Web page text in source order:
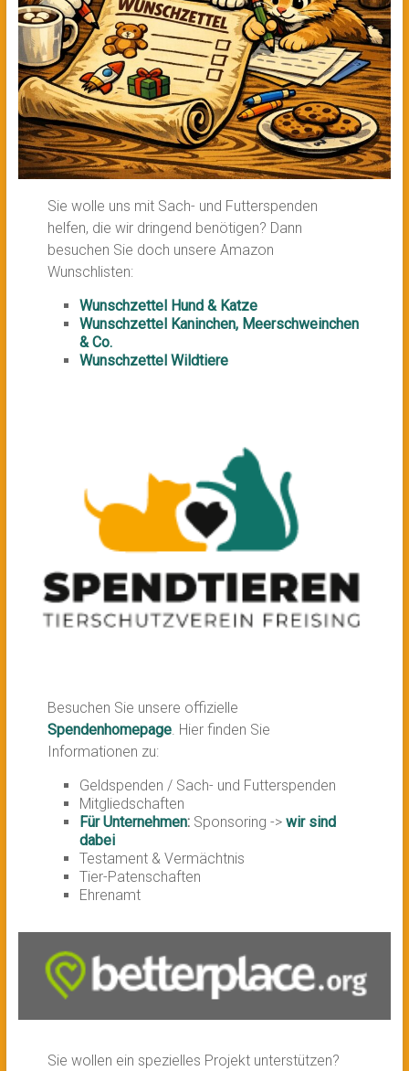
Sie wolle uns mit Sach- und Futterspenden
helfen, die wir dringend benötigen? Dann
besuchen Sie doch unsere Amazon
Wunschlisten:
Wunschzettel Hund & Katze
Wunschzettel Kaninchen, Meerschweinchen
& Co.
Wunschzettel Wildtiere
Besuchen Sie unsere offizielle
Spendenhomepage . Hier finden Sie
Informationen zu:
Geldspenden / Sach- und Futterspenden
Mitgliedschaften
Für Unternehmen: Sponsoring ->wir sind
dabei
Testament & Vermächtnis
Tier-Patenschaften
Ehrenamt
Sie wollen ein spezielles Projekt unterstützen?